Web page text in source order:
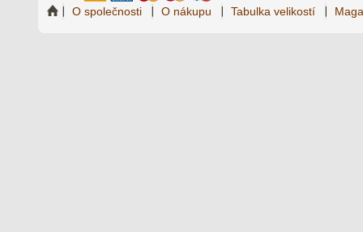
O společnosti O nákupu Tabulka velikostí